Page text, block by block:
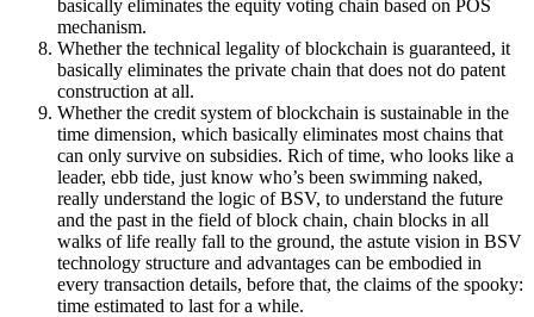
basically eliminates the equity voting chain based on POS
mechanism.
Whether the technical legality of blockchain is guaranteed, it
basically eliminates the private chain that does not do patent
construction at all.
Whether the credit system of blockchain is sustainable in the
time dimension, which basically eliminates most chains that
can only survive on subsidies. Rich of time, who looks like a
leader, ebb tide, just know who’s been swimming naked,
really understand the logic of BSV, to understand the future
and the past in the field of block chain, chain blocks in all
walks of life really fall to the ground, the astute vision in BSV
technology structure and advantages can be embodied in
every transaction details, before that, the claims of the spooky:
time estimated to last for a while.